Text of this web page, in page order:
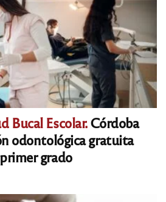
Bucal Escolar.Córdoba
odontológica gratuita
grado